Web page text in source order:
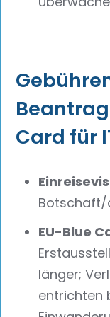
Card für
Botschaft/
EU-Blue
länger;
entrichten